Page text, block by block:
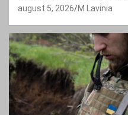
august 5, 2026 M Lavinia